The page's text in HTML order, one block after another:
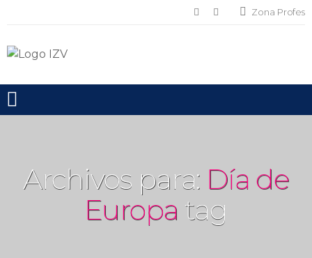
Zona Profes
Toggle mobile menu
Archivos para: Día de
Europa tag